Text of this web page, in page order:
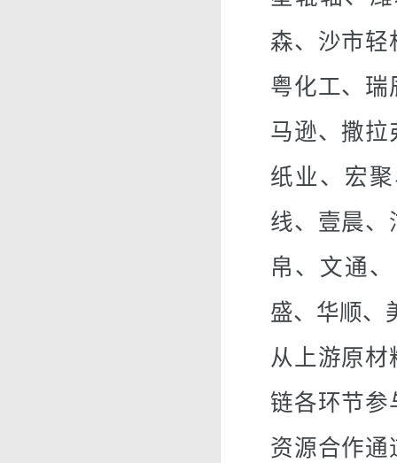
森、沙市轻
粤化工、瑞
马逊、撒拉
纸业、宏
线、壹晨、
帛、文通
盛、华顺、
从上游原
链各环节参
资源合作通